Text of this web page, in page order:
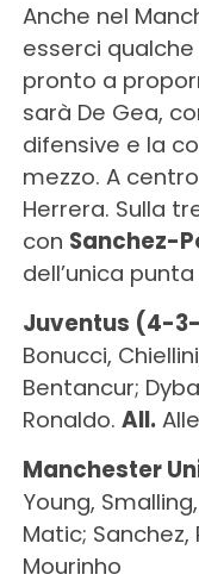
Anche nel
esserci
pronto a
sarà De Gea,
difensive e la
mezzo. A
Herrera. Sulla
con Sanchez-
dell’unica
Juventus (4-
Bonucci,
Bentancur;
Ronaldo. All.
Manchester
Young,
Matic; Sanchez,
Mourinho